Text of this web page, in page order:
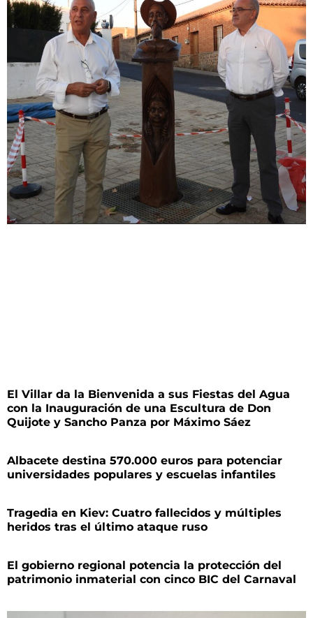
El Villar da la Bienvenida a sus Fiestas del Agua
con la Inauguración de una Escultura de Don
Quijote y Sancho Panza por Máximo Sáez
Albacete destina 570.000 euros para potenciar
universidades populares y escuelas infantiles
Tragedia en Kiev: Cuatro fallecidos y múltiples
heridos tras el último ataque ruso
El gobierno regional potencia la protección del
patrimonio inmaterial con cinco BIC del Carnaval